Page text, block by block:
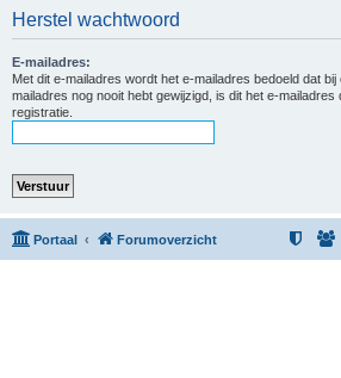
Herstel wachtwoord
E-mailadres:
Met dit e-mailadres wordt het e-mailadres bedoeld dat
mailadres nog nooit hebt gewijzigd, is dit het e-mailadres
registratie.
Portaal Forumoverzicht